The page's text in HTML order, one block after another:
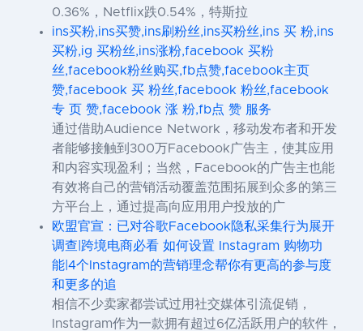
0.36%，Netflix跌0.54%，特斯拉
ins买粉,ins买赞,ins刷粉丝,ins买粉丝,ins 买 粉,ins
买粉,ig 买粉丝,ins涨粉,facebook 买粉
丝,facebook粉丝购买,fb点赞,facebook主页
赞,facebook 买 粉丝,facebook 粉丝,facebook
专 页 赞,facebook 涨 粉,fb点 赞 服务
通过借助Audience Network，移动发布者和开发
者能够接触到300万Facebook广告主，使其应用
和内容实现盈利；当然，Facebook的广告主也能
有效将自己的营销活动覆盖范围拓展到众多的第三
方平台上，通过提高向应用用户投放的广
欧盟官宣：已对谷歌Facebook隐私采集行为展开
调查|跨境电商必看 如何设置 Instagram 购物功
能|4个Instagram的营销理念帮你有更高的参与度
和更多的追
相信不少卖家都尝试过用社交媒体引流促销，
Instagram作为一款拥有超过6亿活跃用户的软件，